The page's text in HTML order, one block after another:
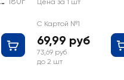
Цена за 1 шт
С Картой №1
69,99 руб
73,69 руб
до 2 шт